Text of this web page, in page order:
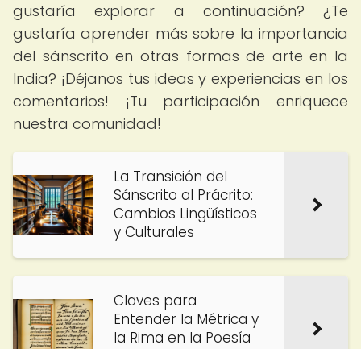
gustaría explorar a continuación? ¿Te
gustaría aprender más sobre la importancia
del sánscrito en otras formas de arte en la
India? ¡Déjanos tus ideas y experiencias en los
comentarios! ¡Tu participación enriquece
nuestra comunidad!
La Transición del
Sánscrito al Prácrito:
Cambios Lingüísticos
y Culturales
Claves para
Entender la Métrica y
la Rima en la Poesía